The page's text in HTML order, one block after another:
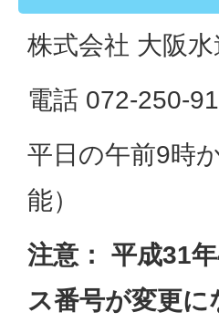
株式会社 大阪
電話 072-250-
平日の午前9時
能）
注意： 平成31
ス番号が変更に